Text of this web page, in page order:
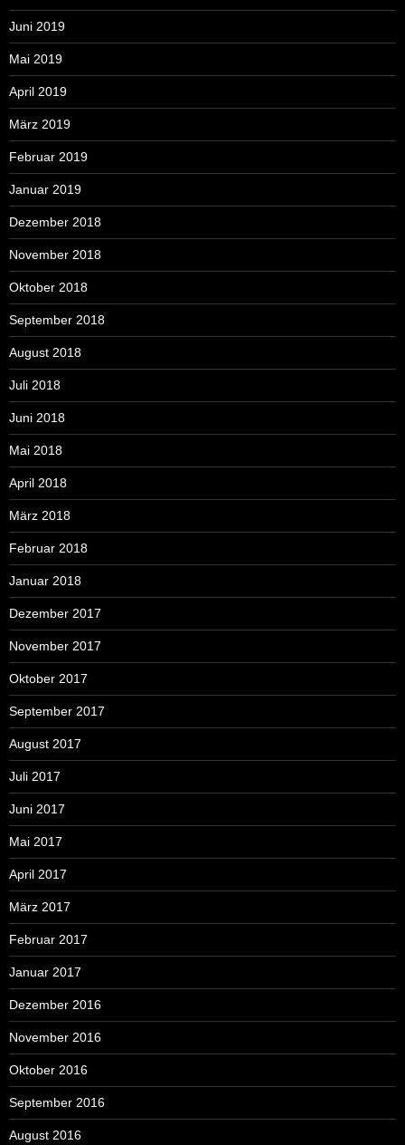
Juni 2019
Mai 2019
April 2019
März 2019
Februar 2019
Januar 2019
Dezember 2018
November 2018
Oktober 2018
September 2018
August 2018
Juli 2018
Juni 2018
Mai 2018
April 2018
März 2018
Februar 2018
Januar 2018
Dezember 2017
November 2017
Oktober 2017
September 2017
August 2017
Juli 2017
Juni 2017
Mai 2017
April 2017
März 2017
Februar 2017
Januar 2017
Dezember 2016
November 2016
Oktober 2016
September 2016
August 2016